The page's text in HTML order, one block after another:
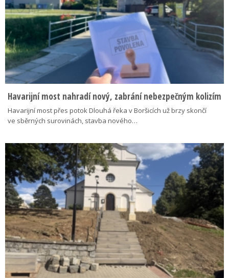
Havarijní most nahradí nový, zabrání nebezpečným kolizím
Havarijní most přes potok Dlouhá řeka v Boršicích už brzy skončí
ve sběrných surovinách, stavba nového…